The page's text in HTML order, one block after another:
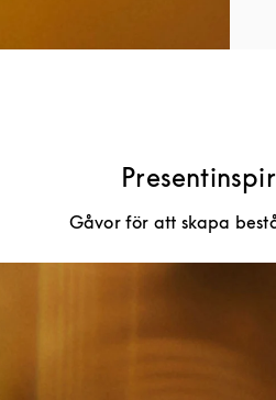
Gåvor för att skapa